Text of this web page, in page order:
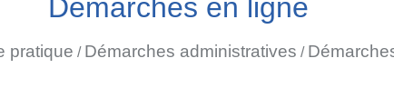
Démarches en ligne
pratique / Démarches administratives /